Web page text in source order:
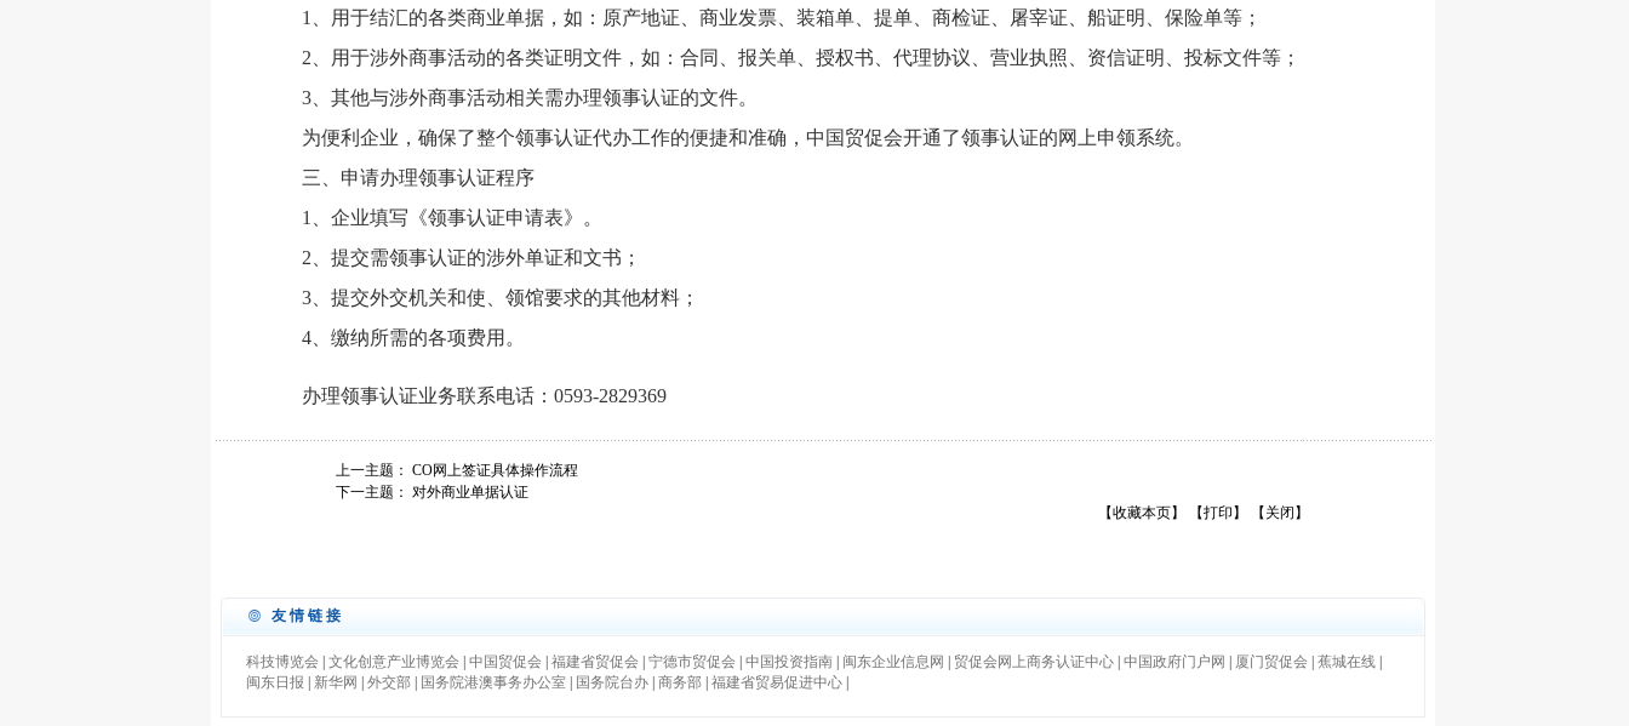
1、用于结汇的各类商业单据，如：原产地证、商业发票、装箱单、提单、商检证、屠宰证、船证明、保险单等；
2、用于涉外商事活动的各类证明文件，如：合同、报关单、授权书、代理协议、营业执照、资信证明、投标文件等；
3、其他与涉外商事活动相关需办理领事认证的文件。
为便利企业，确保了整个领事认证代办工作的便捷和准确，中国贸促会开通了领事认证的网上申领系统。
三、申请办理领事认证程序
1、企业填写《领事认证申请表》。
2、提交需领事认证的涉外单证和文书；
3、提交外交机关和使、领馆要求的其他材料；
4、缴纳所需的各项费用。
办理领事认证业务联系电话：0593-2829369
上一主题： CO网上签证具体操作流程
下一主题： 对外商业单据认证
【收藏本页】
【打印】 【关闭】
友情链接
科技博览会 文化创意产业博览会 中国贸促会 福建省贸促会 宁德市贸促会 中国投资指南 闽东企业信息网 贸促会网上商务认证中心 中国政府门户网 厦门贸促会 蕉城在线
闽东日报
新华网 外交部 国务院港澳事务办公室 国务院台办 商务部 福建省贸易促进中心